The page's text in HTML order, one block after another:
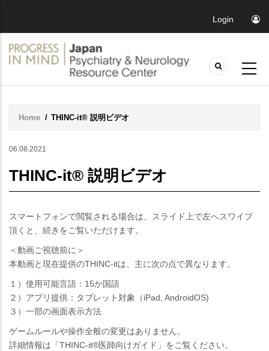
Login
Breadcrumb
Home / THINC-it® 説明ビデオ
06.08.2021
THINC-it® 説明ビデオ
スマートフォンで閲覧される場合は、スライド上で左へスワイプ
頂くと、続きをご覧いただけます。
＜動画ご視聴前に＞
本動画と現在提供のTHINC-itは、主に次の点で異なります。
１）使用可能言語：15か国語
２）アプリ提供：タブレット対象（iPad, AndroidOS)
３）一部の画面表示方法
ゲームルールや操作全般の変更はありません。
詳細情報は「THINC-it®医師向けガイド」をご覧ください。